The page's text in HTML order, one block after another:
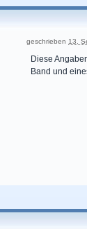
geschrieben 13.
Diese
Band und